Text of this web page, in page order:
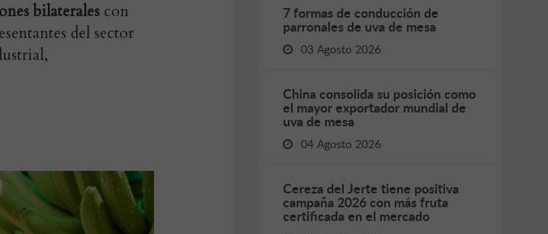
bilaterales con
del sector
7 formas de conducción de
parronales de uva de mesa
03 Agosto 2026
China consolida su posición como
el mayor exportador mundial de
uva de mesa
04 Agosto 2026
Cereza del Jerte tiene positiva
campaña 2026 con más fruta
certificada en el mercado